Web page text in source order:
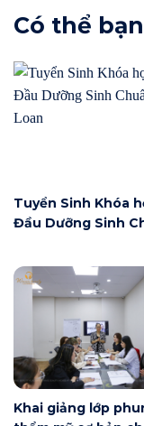
Có thể
Tuyển Sinh Khóa
Đầu Dưỡng Sinh
Khai giảng lớp